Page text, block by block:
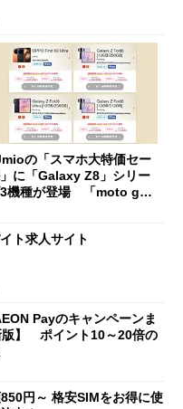
の「スマホ大特価セー
に「Galaxy Z8」シリー
機種が登場 「moto g37
ト求人サイト
Payのキャンペーンま
版】 ポイント10～20倍の
円～ 格安SIMをお得に使